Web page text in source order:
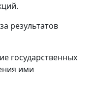
результатов
государственных
ими